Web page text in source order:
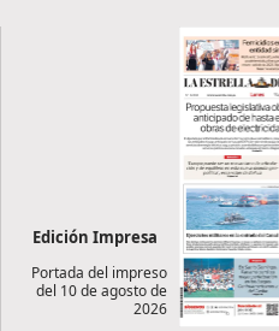
Edición Impresa
Portada del impreso
del 10 de agosto de
2026